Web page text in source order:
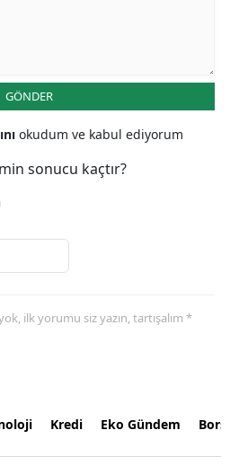
GÖNDER
okudum ve kabul ediyorum
sonucu kaçtır?
ilk yorumu siz yazın, tartışalım *
Kredi Eko Gündem